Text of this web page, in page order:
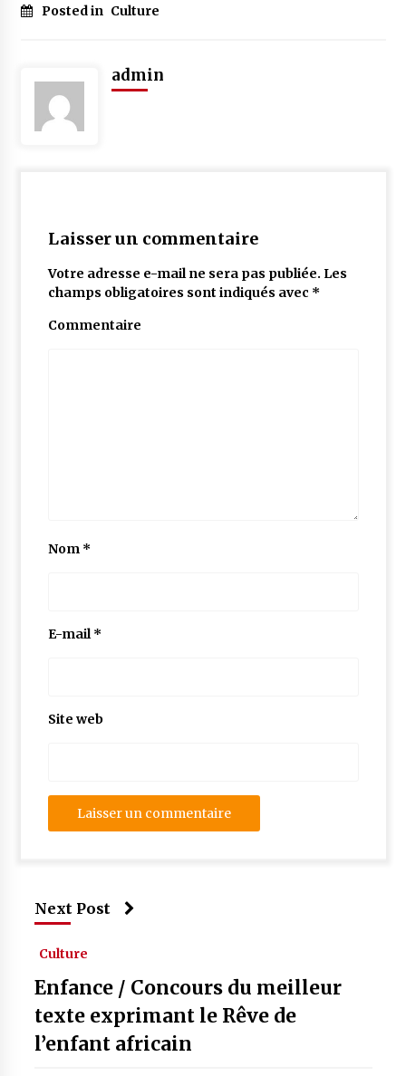
Posted in Culture
admin
Laisser un commentaire
Votre adresse e-mail ne sera pas publiée. Les
champs obligatoires sont indiqués avec *
Commentaire
Nom *
E-mail*
Site web
Next Post
Culture
Enfance / Concours du meilleur
texte exprimant le Rêve de
l’enfant africain